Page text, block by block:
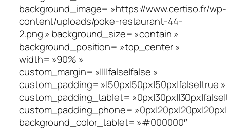
background_image= »https://www.certiso.fr/wp-
content/uploads/poke-restaurant-44-
2.png » background_size= »contain »
background_position= »top_center »
width= »90% »
custom_margin= »||||false|false »
custom_padding= »|50px|50px|50px|false|true »
custom_padding_tablet=
custom_padding_phone=
background_color_tablet= »#000000″